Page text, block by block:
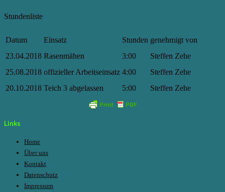
Stundenliste
Datum Einsatz Stunden genehmigt von
23.04.2018 Rasenmähen 3:00
Steffen Zehe
25.08.2018 offizieller Arbeitseinsatz 4:00
Steffen Zehe
20.10.2018 Teich 3 abgelassen 5:00 Steffen Zehe
Links
Home
Über uns
Kontakt
Datenschutz
Impressum